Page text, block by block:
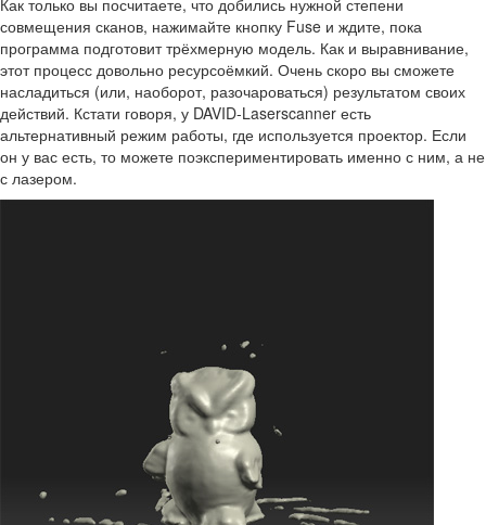
Как только вы посчитаете, что добились нужной степени
совмещения сканов, нажимайте кнопку Fuse и ждите, пока
программа подготовит трёхмерную модель. Как и выравнивание,
этот процесс довольно ресурсоёмкий. Очень скоро вы сможете
насладиться (или, наоборот, разочароваться) результатом своих
действий. Кстати говоря, у DAVID-Laserscanner есть
альтернативный режим работы, где используется проектор. Если
он у вас есть, то можете поэкспериментировать именно с ним, а не
с лазером.